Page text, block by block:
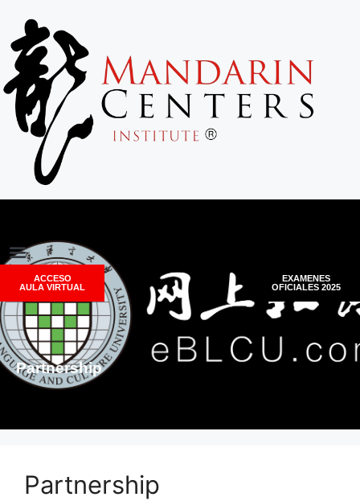
ACCESO
AULA VIRTUAL
EXAMENES
OFICIALES 2025
Partnership
Partnership